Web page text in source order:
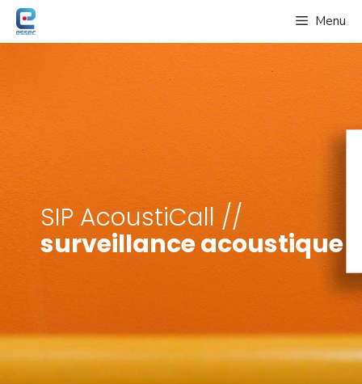
Aller
Menu
SIP AcoustiCall //
surveillance acoustique